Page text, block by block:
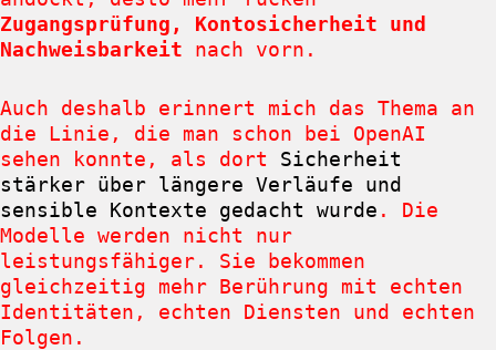
Zugangsprüfung, Kontosicherheit und
Nachweisbarkeit nach vorn.
Auch deshalb erinnert mich das Thema an
die Linie, die man schon bei OpenAI
sehen konnte, als dort Sicherheit
stärker über längere Verläufe und
sensible Kontexte gedacht wurde . Die
Modelle werden nicht nur
leistungsfähiger. Sie bekommen
gleichzeitig mehr Berührung mit echten
Identitäten, echten Diensten und echten
Folgen.